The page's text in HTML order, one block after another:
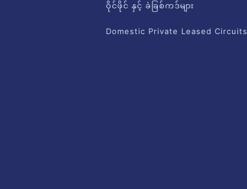
ဝိုင်ဖိုင် နှင့် ခဲခြစ်ကဒ်များ
Domestic Private Leased Circuits